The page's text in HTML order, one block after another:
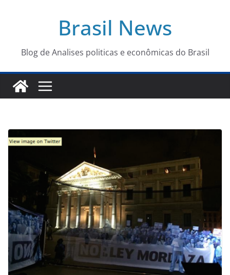
conteúdo
Brasil News
Blog de Analises politicas e econômicas do Brasil